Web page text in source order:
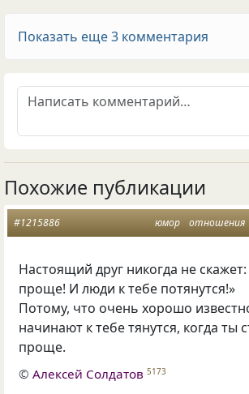
Показать еще 3 комментария
Похожие публикации
юмор отношения
#1215886
Настоящий друг никогда не
проще! И люди к тебе потянутся!»
Потому, что очень хорошо
начинают к тебе тянутся, когда ты
проще.
©Алексей Солдатов 5173